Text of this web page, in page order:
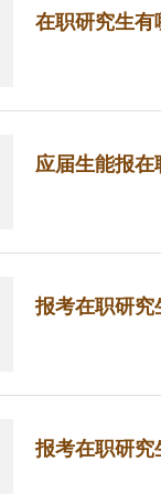
在职研究生有
应届生能报在
报考在职研究
报考在职研究